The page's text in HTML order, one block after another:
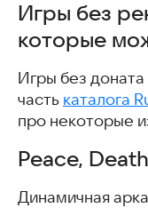
Игры без
которые
Игры без
часть каталога
про некоторые
Peace,
Динамичная